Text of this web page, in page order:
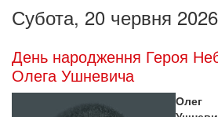
Субота, 20 червня
День народження Героя
Олега Ушневича